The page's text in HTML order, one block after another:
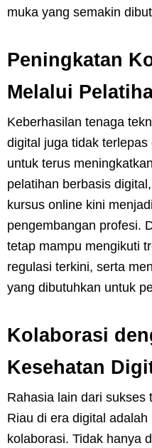
muka yang semakin
Peningkatan
Melalui
Keberhasilan tenaga
digital juga tidak
untuk terus
pelatihan berbasis
kursus online kini
pengembangan profesi.
tetap mampu mengikuti
regulasi terkini, serta
yang dibutuhkan untuk
Kolaborasi
Kesehatan
Rahasia lain dari sukses
Riau di era digital
kolaborasi. Tidak hanya